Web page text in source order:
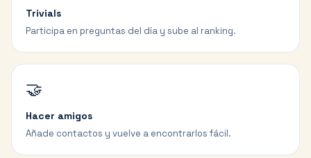
Trivials
Participa en preguntas del día y sube al ranking.
🤝
Hacer amigos
Añade contactos y vuelve a encontrarlos fácil.